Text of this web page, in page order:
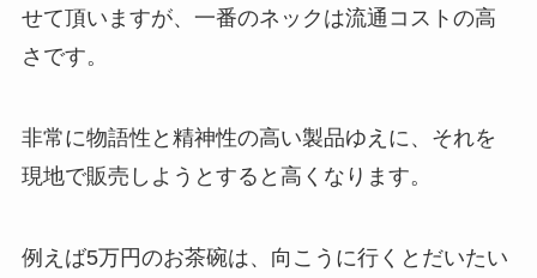
せて頂いますが、一番のネックは流通コストの高
さです。
非常に物語性と精神性の高い製品ゆえに、それを
現地で販売しようとすると高くなります。
例えば5万円のお茶碗は、向こうに行くとだいたい